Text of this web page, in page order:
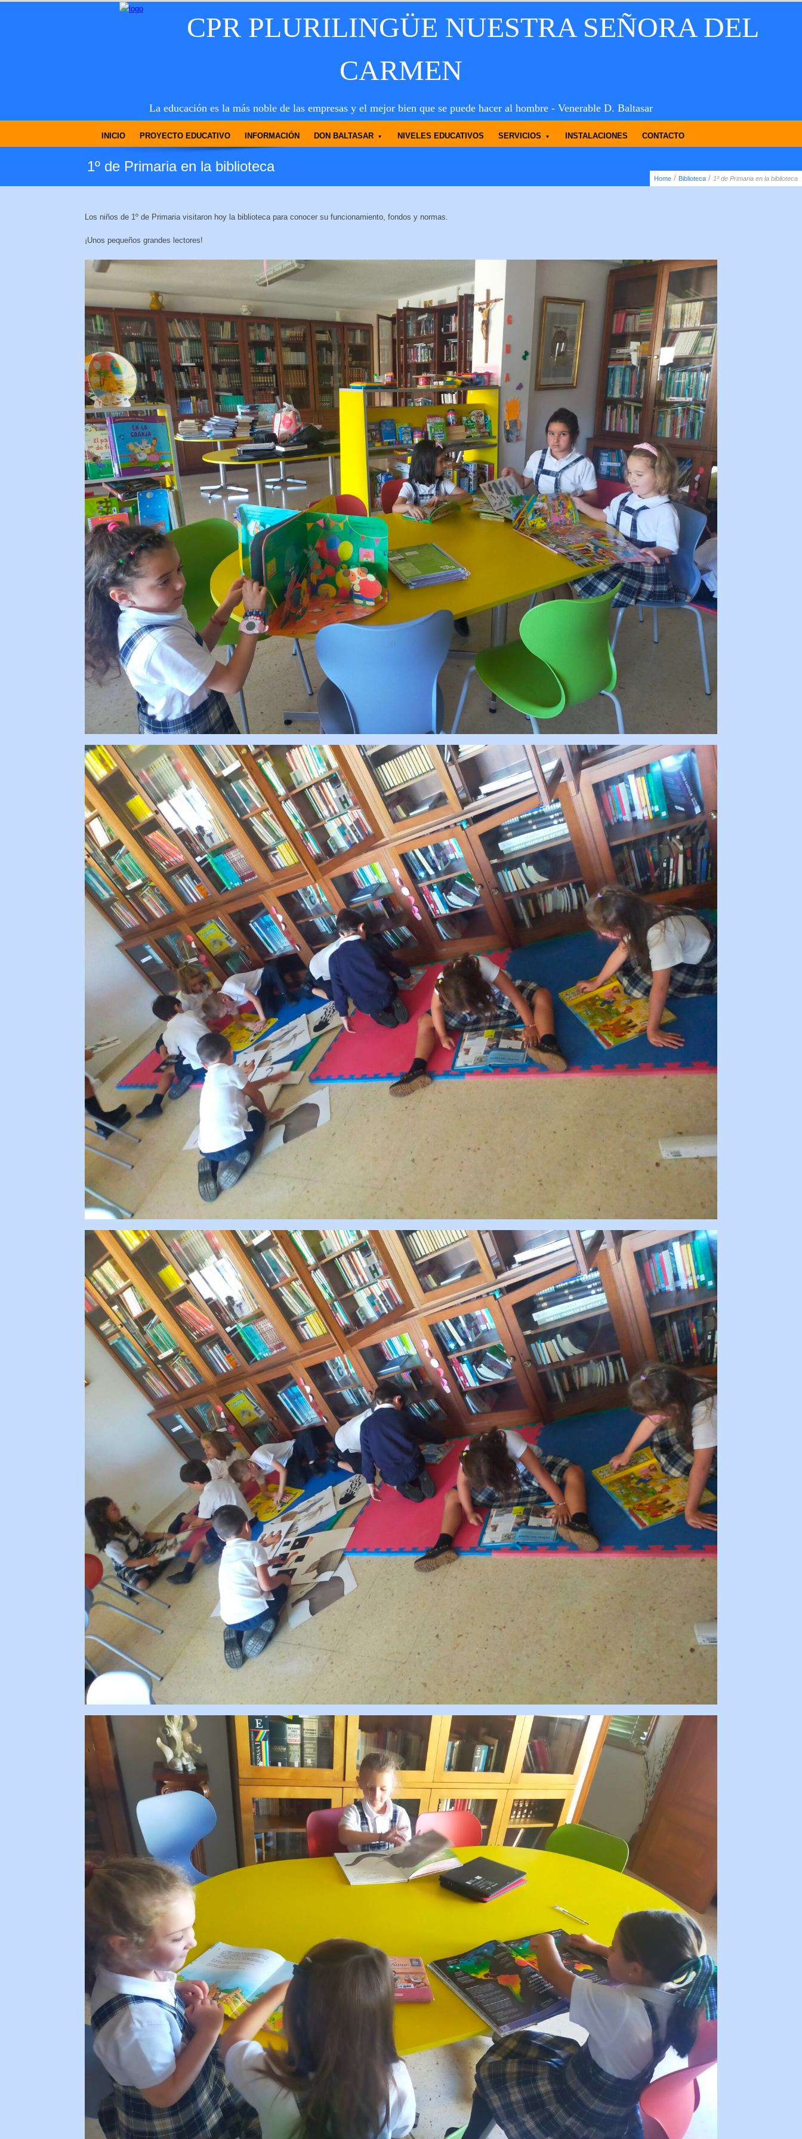
CPR PLURILINGÜE NUESTRA SEÑORA DEL
CARMEN
La educación es la más noble de las empresas y el mejor bien que se puede hacer al hombre - Venerable D. Baltasar
INICIO PROYECTO EDUCATIVO INFORMACIÓN DON BALTASAR NIVELES EDUCATIVOS SERVICIOS INSTALACIONES CONTACTO
Home / Biblioteca / 1º de Primaria en la biblioteca
1º de Primaria en la biblioteca
Los niños de 1º de Primaria visitaron hoy la biblioteca para conocer su funcionamiento, fondos y normas.
¡Unos pequeños grandes lectores!